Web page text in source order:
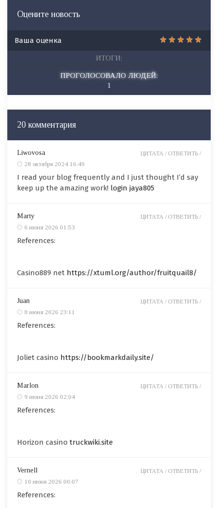
Оцените новость
Ваша оценка
ИТОГИ:
ПРОГОЛОСОВАЛО ЛЮДЕЙ:
1
20 комментария
Liwovosa
28 октября 2024 16:49
I read your blog frequently and I just thought I’d say
keep up the amazing work! login jaya805
ЦИТАТА / ОТВЕТИТЬ /
Marty
6 июня 2026 01:53
References:
Casino889 net https://xtuml.org/author/fruitquail8/
ЦИТАТА / ОТВЕТИТЬ /
Juan
8 июня 2026 23:11
References:
Joliet casino https://bookmarkdaily.site/
ЦИТАТА / ОТВЕТИТЬ /
Marlon
9 июня 2026 02:04
References:
Horizon casino truckwiki.site
ЦИТАТА / ОТВЕТИТЬ /
Vernell
10 июня 2026 00:07
References:
ЦИТАТА / ОТВЕТИТЬ /